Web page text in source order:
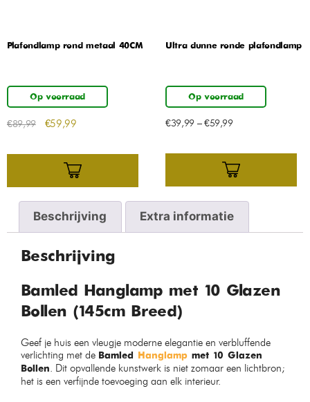
Plafondlamp rond metaal 40CM
Op voorraad
€89,99 €59,99
Ultra dunne ronde plafondlamp
Op voorraad
€39,99–€59,99
Beschrijving Extra informatie
Beschrijving
Bamled Hanglamp met 10 Glazen
Bollen (145cm Breed)
Geef je huis een vleugje moderne elegantie en verbluffende
verlichting met de Bamled Hanglamp met 10 Glazen
Bollen. Dit opvallende kunstwerk is niet zomaar een lichtbron;
het is een verfijnde toevoeging aan elk interieur.